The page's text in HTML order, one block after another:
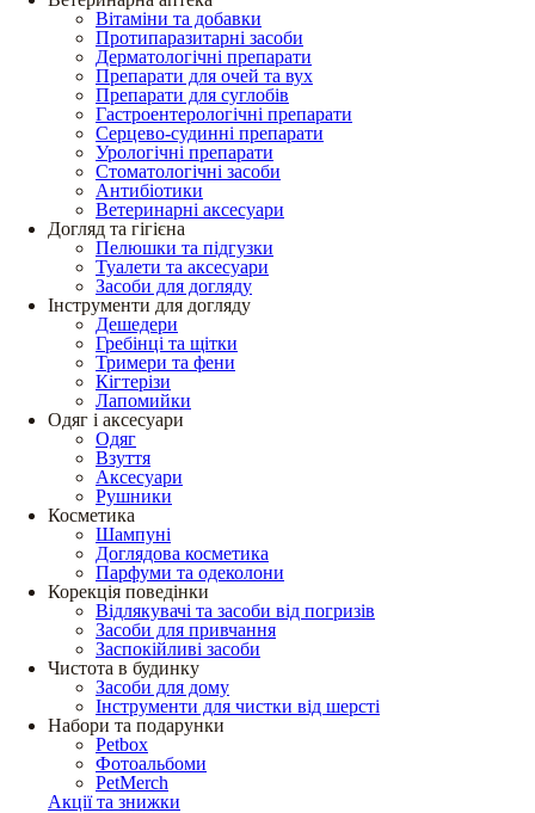
Вітаміни та добавки
Протипаразитарні засоби
Дерматологічні препарати
Препарати для очей та вух
Препарати для суглобів
Гастроентерологічні препарати
Серцево-судинні препарати
Урологічні препарати
Стоматологічні засоби
Антибіотики
Ветеринарні аксесуари
Догляд та гігієна
Пелюшки та підгузки
Туалети та аксесуари
Засоби для догляду
Інструменти для догляду
Дешедери
Гребінці та щітки
Тримери та фени
Кігтерізи
Лапомийки
Одяг і аксесуари
Одяг
Взуття
Аксесуари
Рушники
Косметика
Шампуні
Доглядова косметика
Парфуми та одеколони
Корекція поведінки
Відлякувачі та засоби від погризів
Засоби для привчання
Заспокійливі засоби
Чистота в будинку
Засоби для дому
Інструменти для чистки від шерсті
Набори та подарунки
Petbox
Фотоальбоми
PetMerch
Акції та знижки